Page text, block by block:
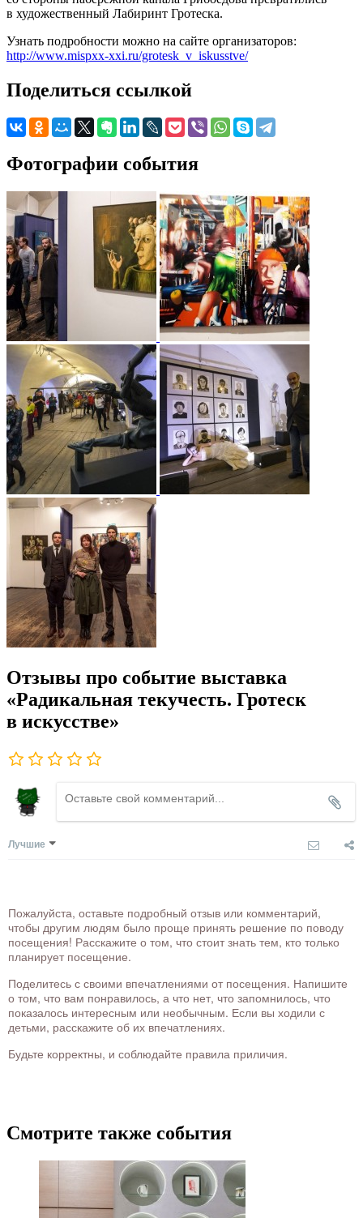
в художественный Лабиринт Гротеска.
Узнать подробности можно на сайте организаторов:
http://www.mispxx-xxi.ru/grotesk_v_iskusstve/
Поделиться ссылкой
Фотографии события
Отзывы про событие выставка
«Радикальная текучесть. Гротеск
в искусстве»
Лучшие
Пожалуйста, оставьте подробный отзыв или комментарий,
чтобы другим людям было проще принять решение по поводу
посещения! Расскажите о том, что стоит знать тем, кто только
планирует посещение.
Поделитесь с своими впечатлениями от посещения. Напишите
о том, что вам понравилось, а что нет, что запомнилось, что
показалось интересным или необычным. Если вы ходили с
детьми, расскажите об их впечатлениях.
Будьте корректны, и соблюдайте правила приличия.
Смотрите также события